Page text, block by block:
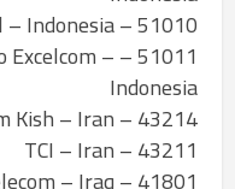
51010 – Telkomsel – Indonesia
Excelcom –
Indonesia
43214 – Payam Kish – Iran
43211 – TCI – Iran
41801 – Iraq Telecom – Iraq